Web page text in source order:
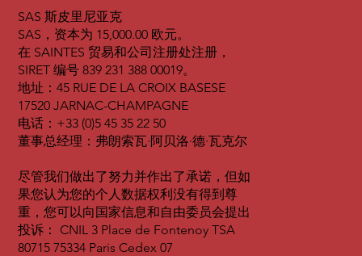
SAS 斯皮里尼亚克
SAS，资本为 15,000.00 欧元。
在 SAINTES 贸易和公司注册处注册，
SIRET 编号 839 231 388 00019。
地址：45 RUE DE LA CROIX BASESE
17520 JARNAC-CHAMPAGNE
电话：+33 (0)5 45 35 22 50
董事总经理：弗朗索瓦·阿贝洛·德·瓦克尔
尽管我们做出了努力并作出了承诺，但如
果您认为您的个人数据权利没有得到尊
重，您可以向国家信息和自由委员会提出
投诉： CNIL 3 Place de Fontenoy TSA
80715 75334 Paris Cedex 07